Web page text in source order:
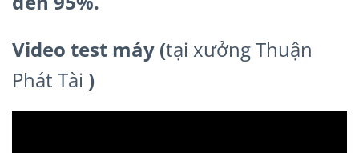
Video test máy (tại xưởng Thuận
Phát Tài )